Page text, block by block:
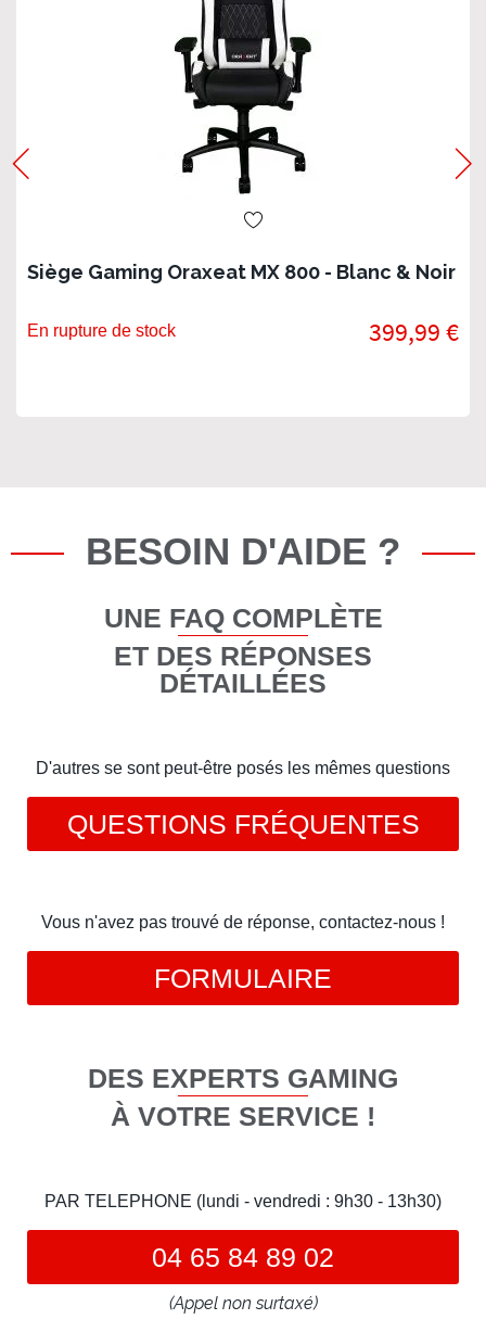
Siège Gaming Oraxeat MX 800 - Blanc & Noir
En rupture de stock 399,99 €
BESOIN D'AIDE ?
UNE FAQ COMPLÈTE
ET DES RÉPONSES
DÉTAILLÉES
D'autres se sont peut-être posés les mêmes questions
QUESTIONS FRÉQUENTES
Vous n'avez pas trouvé de réponse, contactez-nous !
FORMULAIRE
DES EXPERTS GAMING
À VOTRE SERVICE !
PAR TELEPHONE (lundi - vendredi : 9h30 - 13h30)
04 65 84 89 02
(Appel non surtaxé)